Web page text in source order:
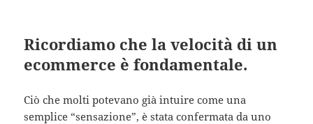
Ricordiamo che la velocità di un
ecommerce è fondamentale.
Ciò che molti potevano già intuire come una
semplice “sensazione”, è stata confermata da uno